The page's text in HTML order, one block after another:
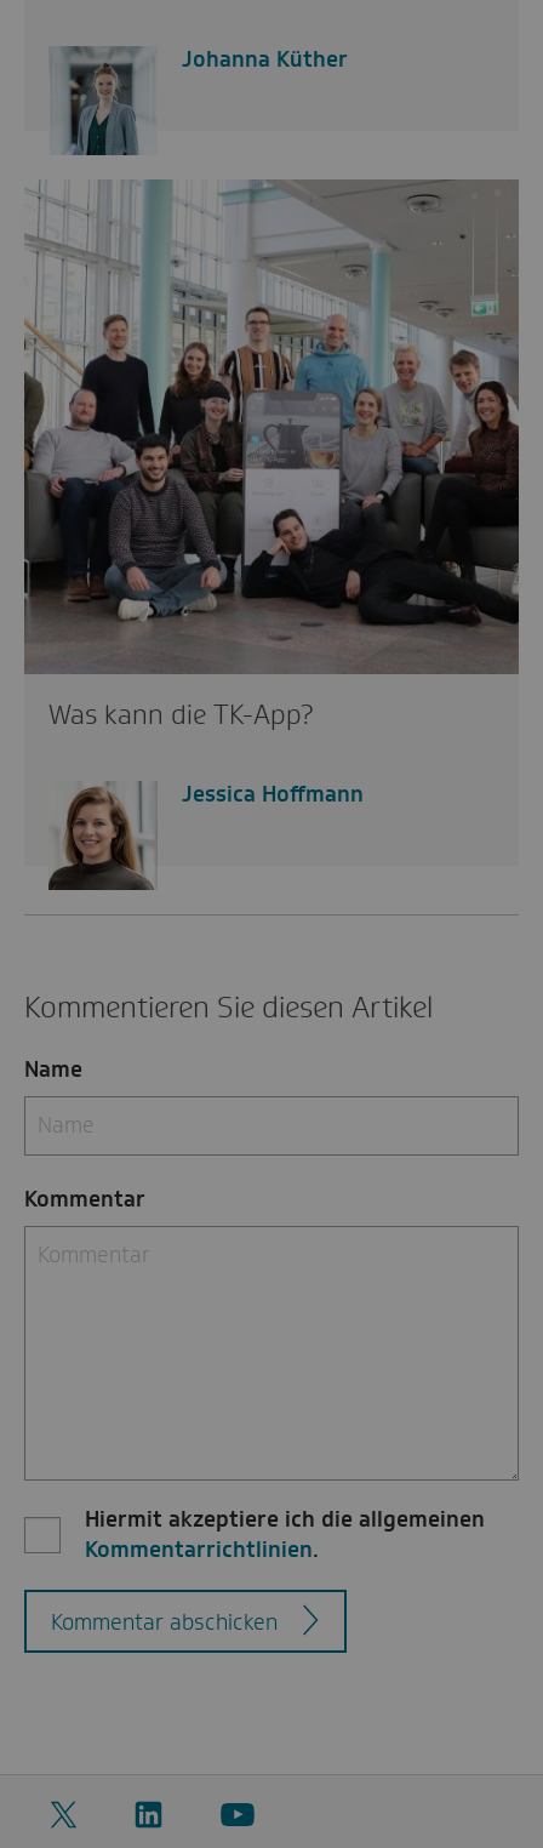
Johanna Küther
Was kann die TK-App?
Jessica Hoffmann
Kommentieren Sie diesen Artikel
Name
Kommentar
Hiermit akzeptiere ich die allgemeinen
Kommentarrichtlinien.
Kommentar abschicken
Twitter
LinkedIn
YouTube